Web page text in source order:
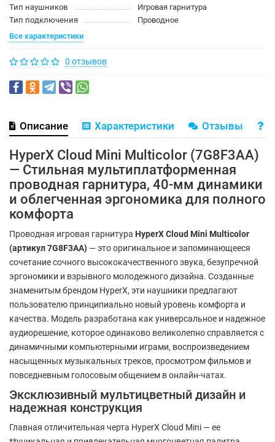
Тип наушников
Игровая гарнитура
Тип подключения
Проводное
Все характеристики
0 отзывов
Описание Характеристики Отзывы
HyperX Cloud Mini Multicolor (7G8F3AA)
— Стильная мультиплатформенная
проводная гарнитура, 40-мм динамики
и облегченная эргономика для полного
комфорта
Проводная игровая гарнитура HyperX Cloud Mini Multicolor
(артикул 7G8F3AA) — это оригинальное и запоминающееся
сочетание сочного высококачественного звука, безупречной
эргономики и взрывного молодежного дизайна. Созданные
знаменитым брендом HyperX, эти наушники предлагают
пользователю принципиально новый уровень комфорта и
качества. Модель разработана как универсальное и надежное
аудиорешение, которое одинаково великолепно справляется с
динамичными компьютерными играми, воспроизведением
насыщенных музыкальных треков, просмотром фильмов и
повседневным голосовым общением в онлайн-чатах.
Эксклюзивный мультицветный дизайн и
надежная конструкция
Главная отличительная черта HyperX Cloud Mini — ее